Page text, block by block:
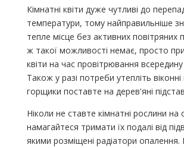
Кімнатні квіти дуже чутливі до
температури, тому найправильніше
тепле місце без активних повітряних
ж такої можливості немає, просто
квіти на час провітрювання всередину
Також у разі потреби утепліть
горщики поставте на дерев'яні
Ніколи не ставте кімнатні рослини на
намагайтеся тримати їх подалі від
якими розміщені радіатори опалення.